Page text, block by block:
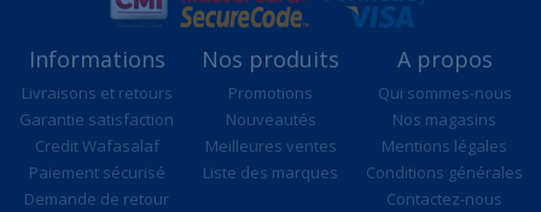
Informations
Livraisons et retours
Garantie satisfaction
Credit Wafasalaf
Paiement sécurisé
Demande de retour
Nos produits
Promotions
Nouveautés
Meilleures ventes
Liste des marques
A propos
Qui sommes-nous
Nos magasins
Mentions légales
Conditions générales
Contactez-nous